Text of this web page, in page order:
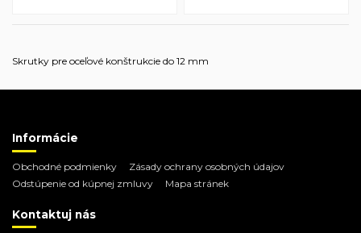
Skrutky pre oceľové konštrukcie do 12 mm
Informácie
Obchodné podmienky
Zásady ochrany osobných údajov
Odstúpenie od kúpnej zmluvy
Mapa stránek
Kontaktuj nás